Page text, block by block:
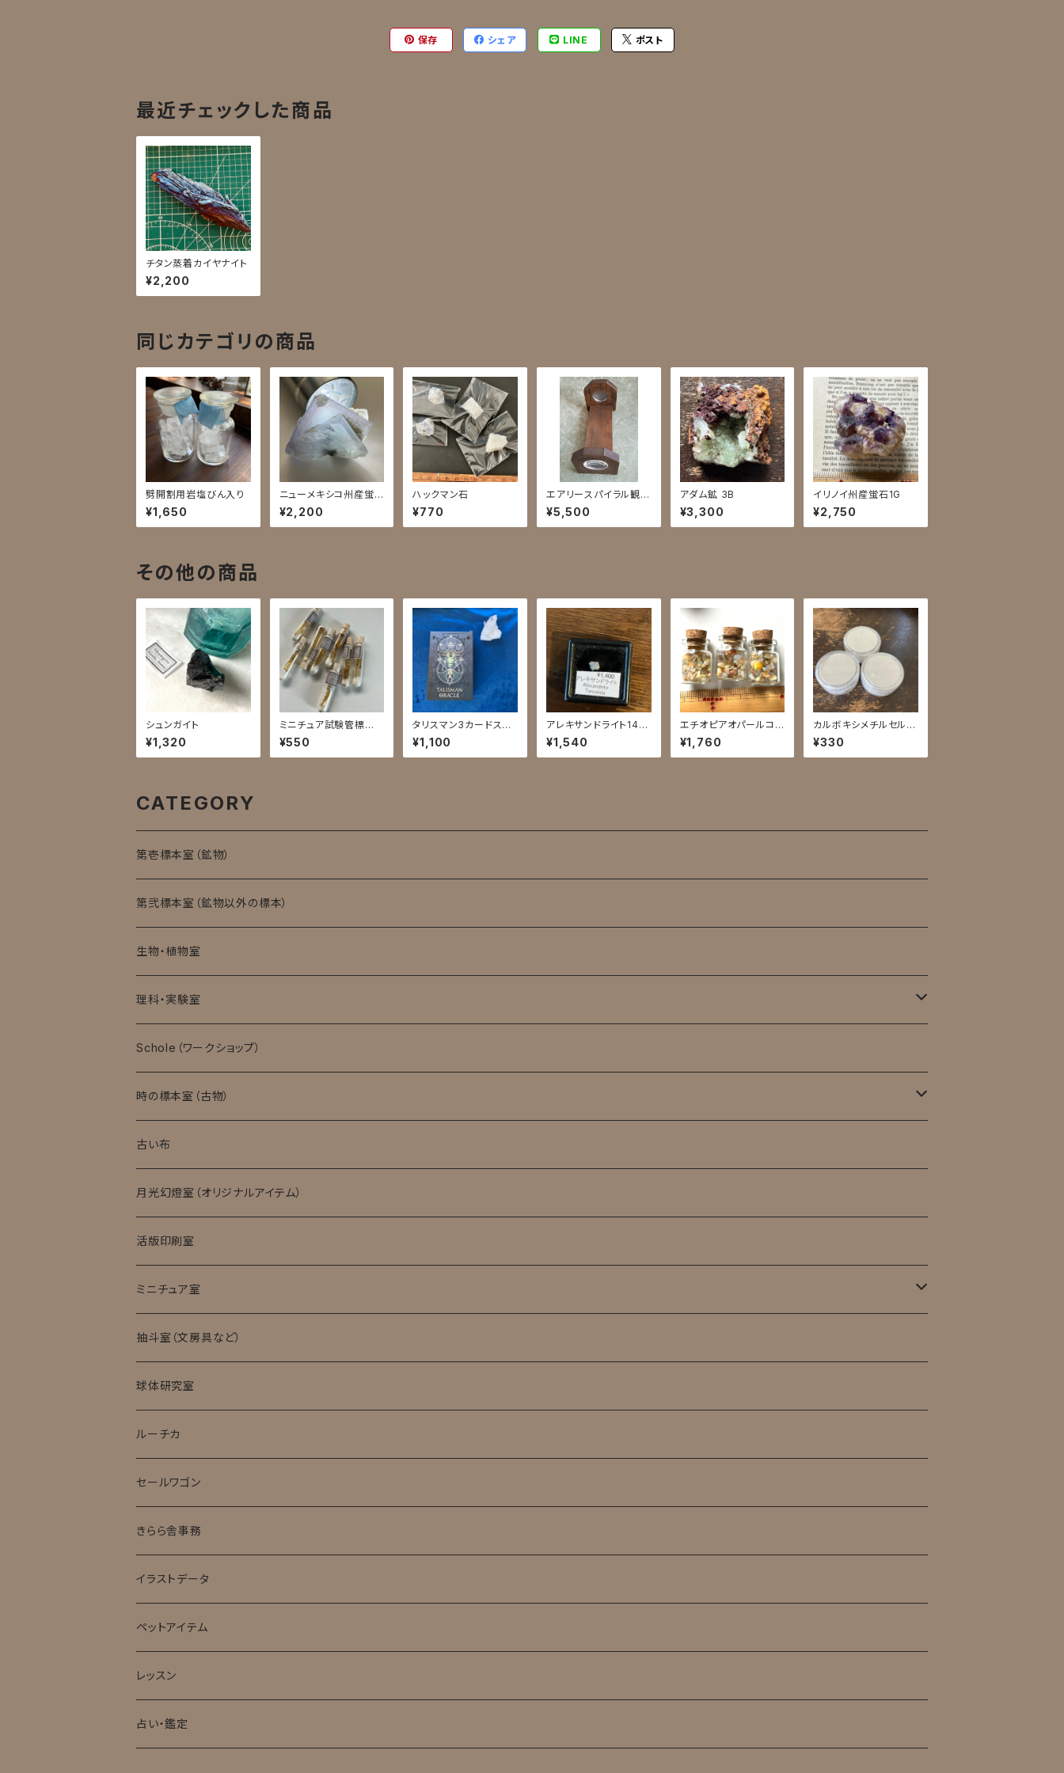
保存 シェア LINE ポスト
最近チェックした商品
チタン蒸着カイヤナイト
¥2,200
同じカテゴリの商品
劈開割用岩塩びん入り
¥1,650
ニューメキシコ州産蛍
石5B
¥2,200
ハックマン石
¥770
エアリースパイラル観察
機
¥5,500
アダム鉱 3B
¥3,300
イリノイ州産蛍石1G
¥2,750
その他の商品
シュンガイト
¥1,320
ミニチュア試験管標本
／燐光方解石
¥550
タリスマン3カードスプ
レッド
¥1,100
アレキサンドライト140
0
¥1,540
エチオピアオパールコル
ク栓壜
¥1,760
カルボキシメチルセルロ
ースナトリウム
¥330
CATEGORY
第壱標本室（鉱物）
第弐標本室（鉱物以外の標本）
生物・植物室
理科・実験室
モバイル顕微鏡
実験消耗品
キット・完成品
Schole（ワークショップ）
時の標本室（古物）
ローマングラス
古い布
月光幻燈室（オリジナルアイテム）
活版印刷室
ミニチュア室
ミニチュア試験管入標本
抽斗室（文房具など）
球体研究室
ルーチカ
セールワゴン
きらら舎事務
イラストデータ
ペットアイテム
レッスン
占い・鑑定